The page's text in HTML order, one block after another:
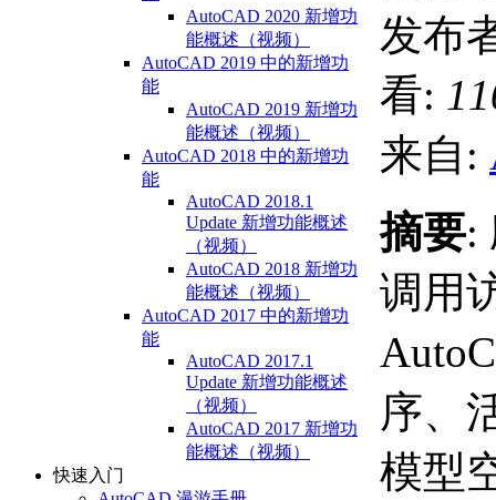
AutoCAD 2020 新增功
能概述（视频）
AutoCAD 2019 中的新增功
能
AutoCAD 2019 新增功
能概述（视频）
AutoCAD 2018 中的新增功
能
AutoCAD 2018.1
Update 新增功能概述
（视频）
AutoCAD 2018 新增功
能概述（视频）
AutoCAD 2017 中的新增功
能
AutoCAD 2017.1
Update 新增功能概述
（视频）
AutoCAD 2017 新增功
能概述（视频）
快速入门
发布
看:
来自:
摘要:
调用
序、
模型